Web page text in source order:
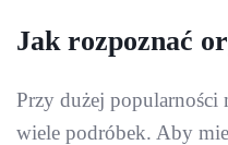
Jak rozpoznać
Przy dużej popularności
wiele podróbek. Aby